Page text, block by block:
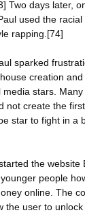
Two days later,
used the
rapping.[74]
sparked
creation
stars.
not create the
star to fight in a
the website
people
online. The
the user to